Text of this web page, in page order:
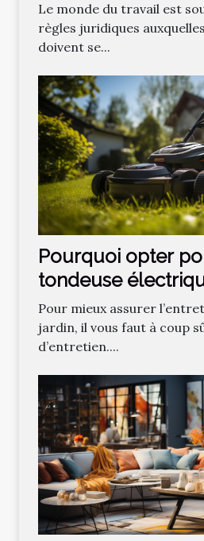
Le monde du travail est
règles juridiques
doivent se...
Pourquoi opter
tondeuse
gazons ?
Pour mieux assurer
jardin, il vous faut à coup
d’entretien....